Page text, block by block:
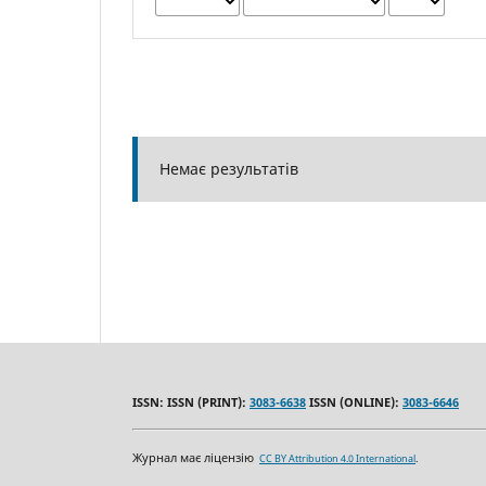
Немає результатів
ISSN: ISSN (PRINT): 3083-6638 ISSN (ONLINE): 3083-6646
Журнал має ліцензію CC BY Attribution 4.0 International.